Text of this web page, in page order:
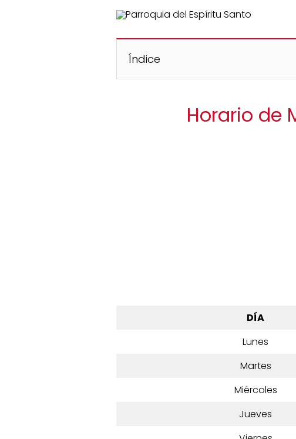
Índice
Horario de
DÍA
Lunes
Martes
Miércoles
Jueves